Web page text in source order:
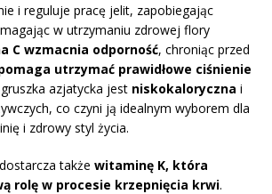
i reguluje pracę jelit, zapobiegając
w utrzymaniu zdrowej flory
C wzmacnia odporność, chroniąc przed
utrzymać prawidłowe ciśnienie
azjatycka jest niskokaloryczna i
co czyni ją idealnym wyborem dla
i zdrowy styl życia.
także witaminę K, która
rolę w procesie krzepnięcia krwi.